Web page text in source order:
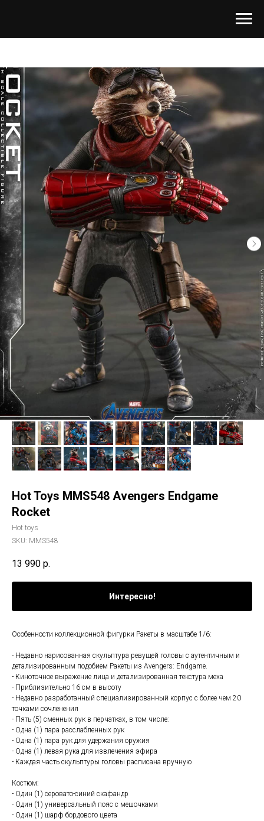
Hot Toys MMS548 Avengers Endgame
Rocket
Hot toys
SKU: MMS548
13 990 р.
Интересно!
Особенности коллекционной фигурки Ракеты в масштабе 1/6:
- Недавно нарисованная скульптура ревущей головы с аутентичным и
детализированным подобием Ракеты из Avengers: Endgame.
- Киноточное выражение лица и детализированная текстура меха
- Приблизительно 16 см в высоту
- Недавно разработанный специализированный корпус с более чем 20
точками сочленения
- Пять (5) сменных рук в перчатках, в том числе:
- Одна (1) пара расслабленных рук
- Одна (1) пара рук для удержания оружия
- Одна (1) левая рука для извлечения эфира
- Каждая часть скульптуры головы расписана вручную
Костюм:
- Один (1) серовато-синий скафандр
- Один (1) универсальный пояс с мешочками
- Один (1) шарф бордового цвета